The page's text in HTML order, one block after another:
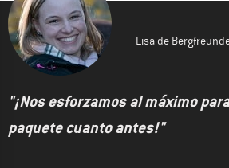
Lisa de
"¡Nos esforzamos al máximo
paquete cuanto antes!"